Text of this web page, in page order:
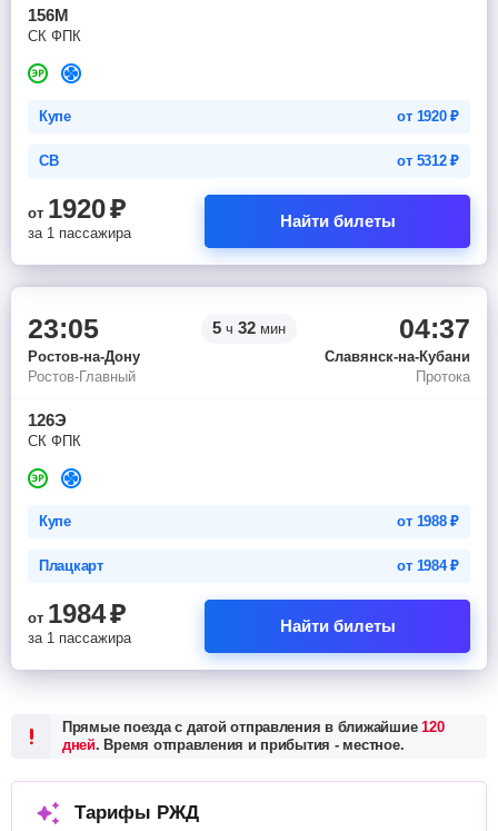
156М
СК ФПК
Купе от 1920₽
СВ от 5312₽
от 1920₽
за 1 пассажира
Найти билеты
23:05 5 ч 32 мин 04:37
Ростов-на-Дону
Славянск-на-Кубани
Ростов-Главный
Протока
126Э
СК ФПК
Купе от 1988₽
Плацкарт от 1984₽
от 1984₽
за 1 пассажира
Найти билеты
Прямые поезда с датой отправления в ближайшие120
дней. Время отправления и прибытия - местное.
Тарифы РЖД